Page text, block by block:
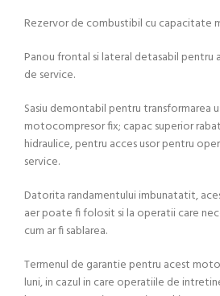
Rezervor de combustibil cu capacitate
Panou frontal si lateral detasabil pentru
de service.
Sasiu demontabil pentru transformarea
motocompresor fix; capac superior
hidraulice, pentru acces usor pentru
service.
Datorita randamentului imbunatatit,
aer poate fi folosit si la operatii care
cum ar fi sablarea.
Termenul de garantie pentru acest
luni, in cazul in care operatiile de